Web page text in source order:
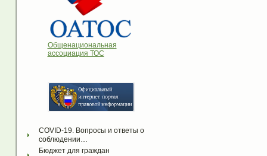
Общенациональная
ассоциация ТОС
COVID-19. Вопросы и ответы о
соблюдении…
Бюджет для граждан